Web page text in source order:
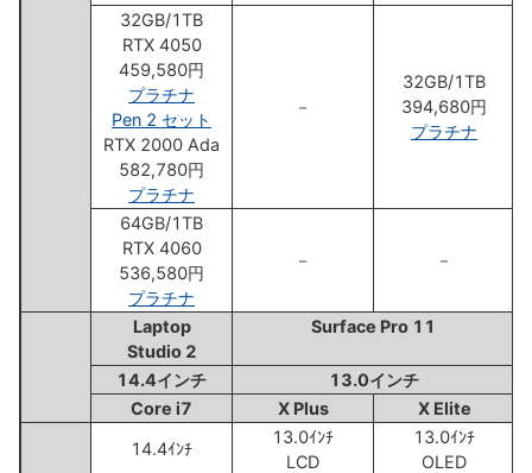
32GB/1TB
RTX 4050
459,580円
プラチナ
Pen 2 セット
RTX 2000 Ada
582,780円
プラチナ
－
32GB/1TB
394,680円
プラチナ
64GB/1TB
RTX 4060
536,580円
プラチナ
－ －
Laptop
Studio 2
Surface Pro 11
14.4インチ
13.0インチ
Core i7
X Plus X Elite
14.4ｲﾝﾁ
13.0ｲﾝﾁ
LCD
13.0ｲﾝﾁ
OLED